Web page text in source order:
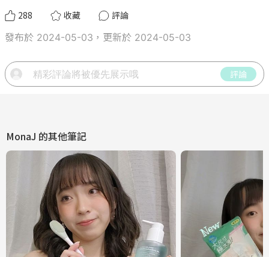
288 收藏
評論
發布於 2024-05-03，更新於 2024-05-03
評論
MonaJ 的其他筆記